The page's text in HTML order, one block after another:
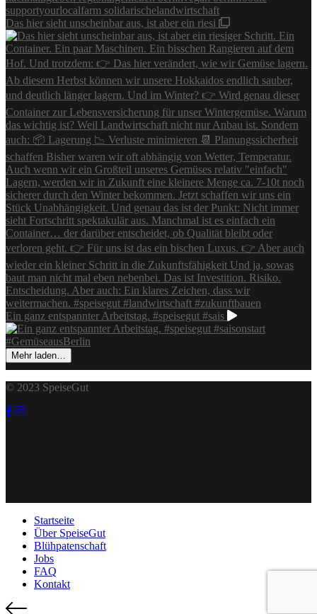
Das hier sieht unscheinbar aus, ist aber ein riesi
Ein ganz entspannter Arbeitstag. #speisegut #sais
Mehr laden…
© 2023 SpeiseGut
Startseite
Über SpeiseGut
Blühpatenschaft
Jobs
FAQ
Kontakt